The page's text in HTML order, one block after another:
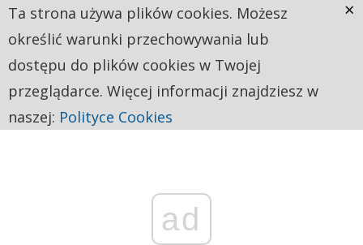
ad
Ta strona używa plików cookies. Możesz
określić warunki przechowywania lub
dostępu do plików cookies w Twojej
przeglądarce. Więcej informacji znajdziesz w
naszej: Polityce Cookies
×